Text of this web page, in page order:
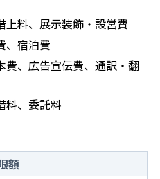
上料、展示装飾・設営費
、宿泊費
費、広告宣伝費、通訳・翻
料、委託料
額